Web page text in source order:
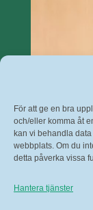
För att ge en bra
och/eller komma åt
kan vi behandla
webbplats. Om du
detta påverka vissa
Hantera tjänster
I